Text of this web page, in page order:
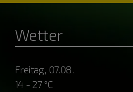
Wetter
Freitag, 07.08.
14 - 27 °C